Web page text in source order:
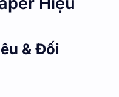
& Đối